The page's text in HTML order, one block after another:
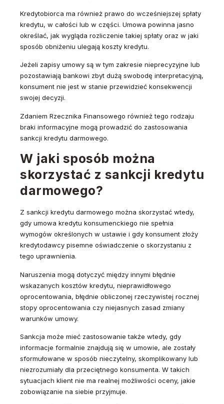
Kredytobiorca ma również prawo do wcześniejszej spłaty
kredytu, w całości lub w części. Umowa powinna jasno
określać, jak wygląda rozliczenie takiej spłaty oraz w jaki
sposób obniżeniu ulegają koszty kredytu.
Jeżeli zapisy umowy są w tym zakresie nieprecyzyjne lub
pozostawiają bankowi zbyt dużą swobodę interpretacyjną,
konsument nie jest w stanie przewidzieć konsekwencji
swojej decyzji.
Zdaniem Rzecznika Finansowego również tego rodzaju
braki informacyjne mogą prowadzić do zastosowania
sankcji kredytu darmowego.
W jaki sposób można
skorzystać z sankcji kredytu
darmowego?
Z sankcji kredytu darmowego można skorzystać wtedy,
gdy umowa kredytu konsumenckiego nie spełnia
wymogów określonych w ustawie i gdy konsument złoży
kredytodawcy pisemne oświadczenie o skorzystaniu z
tego uprawnienia.
Naruszenia mogą dotyczyć między innymi błędnie
wskazanych kosztów kredytu, nieprawidłowego
oprocentowania, błędnie obliczonej rzeczywistej rocznej
stopy oprocentowania czy niejasnych zasad zmiany
warunków umowy.
Sankcja może mieć zastosowanie także wtedy, gdy
informacje formalnie znajdują się w umowie, ale zostały
sformułowane w sposób nieczytelny, skomplikowany lub
niezrozumiały dla przeciętnego konsumenta. W takich
sytuacjach klient nie ma realnej możliwości oceny, jakie
zobowiązanie na siebie przyjmuje.